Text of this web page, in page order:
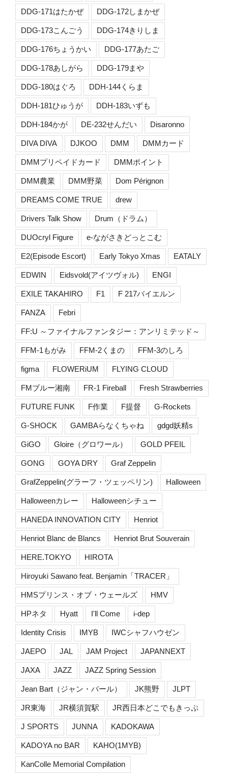
DDG-171はたかぜ DDG-172しまかぜ
DDG-173こんごう DDG-174きりしま
DDG-176ちょうかい DDG-177あたご
DDG-178あしがら DDG-179まや
DDG-180はぐろ DDH-144くらま
DDH-181ひゅうが DDH-183いずも
DDH-184かが DE-232せんだい Disaronno
DIVA DIVA DJKOO DMM DMMカード
DMMプリペイドカード DMMポイント
DMM農業 DMM野菜 Dom Pérignon
DREAMS COME TRUE drew
Drivers Talk Show Drum（ドラム）
DUOcryl Figure e-ながさきどっとこむ
E2(Episode Escort) Early Tokyo Xmas EATALY
EDWIN Eidsvold(アイツヴォル) ENGI
EXILE TAKAHIRO F1 F 217バイエルン
FANZA Febri
FF:U ～ファイナルファンタジー：アンリミテッド～
FFM-1もがみ FFM-2くまの FFM-3のしろ
figma FLOWERiUM FLYING CLOUD
FMブルー湘南 FR-1 Fireball Fresh Strawberries
FUTURE FUNK F作業 F提督 G-Rockets
G-SHOCK GAMBAらなくちゃね gdgd妖精s
GiGO Gloire（グロワール） GOLD PFEIL
GONG GOYA DRY Graf Zeppelin
GrafZeppelin(グラーフ・ツェッペリン) Halloween
Halloweenカレー Halloweenシチュー
HANEDA INNOVATION CITY Henriot
Henriot Blanc de Blancs Henriot Brut Souverain
HERE.TOKYO HIROTA
Hiroyuki Sawano feat. Benjamin「TRACER」
HMSプリンス・オブ・ウェールズ HMV
HPネタ Hyatt I'll Come i-dep
Identity Crisis IMYB IWCシャフハウゼン
JAEPO JAL JAM Project JAPANNEXT
JAXA JAZZ JAZZ Spring Session
Jean Bart（ジャン・バール） JK熊野 JLPT
JR東海 JR横須賀駅 JR西日本どこでもきっぷ
J SPORTS JUNNA KADOKAWA
KADOYA no BAR KAHO(1MYB)
KanColle Memorial Compilation